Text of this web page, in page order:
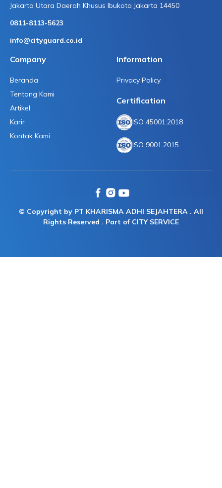
Jakarta Utara Daerah Khusus Ibukota Jakarta 14450
0811-8113-5623
info@cityguard.co.id
Company
Beranda
Tentang Kami
Artikel
Karir
Kontak Kami
Information
Privacy Policy
Certification
ISO 45001:2018
ISO 9001:2015
© Copyright by PT KHARISMA ADHI SEJAHTERA . All
Rights Reserved . Part of CITY SERVICE